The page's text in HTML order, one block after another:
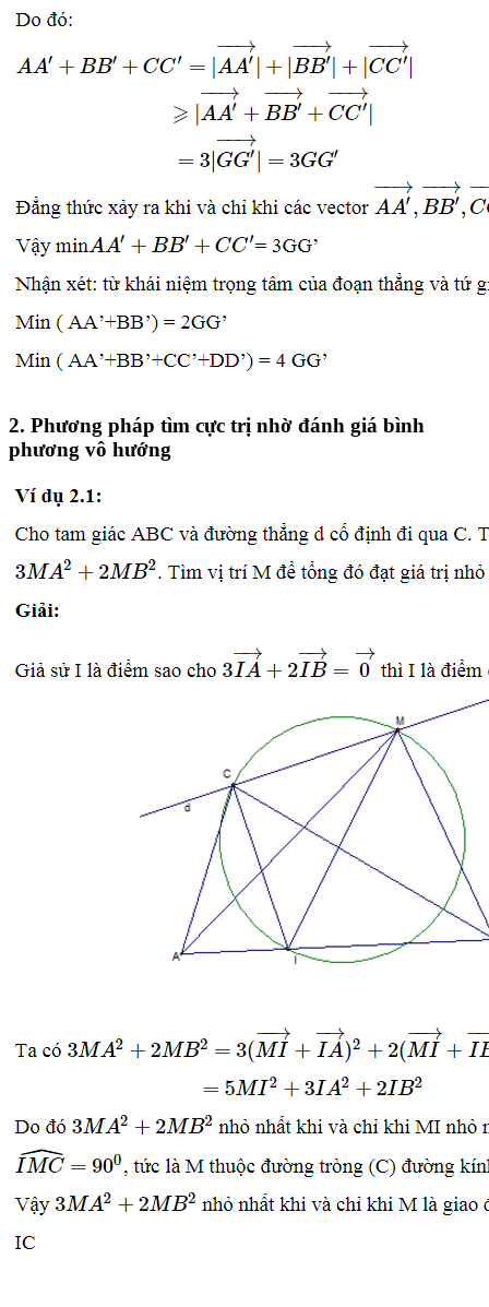
2. Phương pháp tìm cực trị nhờ đánh giá bình
phương vô hướng